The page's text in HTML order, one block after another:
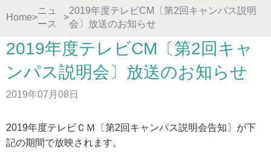
オープンキャンパス LINE申し込み
ニュース
デジタルパンフレット
アクセス
Home
ニュ
ース
2019年度テレビCM〔第2回キャンパス説明
会〕放送のお知らせ
2019年度テレビCM〔第2回キャ
ンパス説明会〕放送のお知らせ
2019年07月08日
2019年度テレビＣＭ〔第2回キャンパス説明会告知〕が下
記の期間で放映されます。